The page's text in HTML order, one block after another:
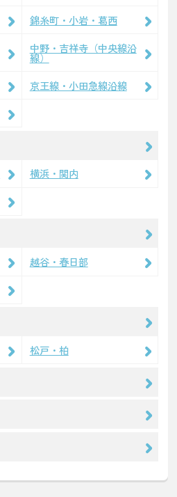
錦糸町・小岩・葛西
中野・吉祥寺（中央線沿
線）
京王線・小田急線沿線
横浜・関内
越谷・春日部
松戸・柏